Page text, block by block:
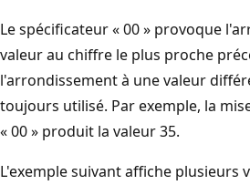
Le spécificateur « 00 » provoque
valeur au chiffre le plus proche
l'arrondissement à une valeur
toujours utilisé. Par exemple, la
« 00 » produit la valeur 35.
L'exemple suivant affiche plusieurs